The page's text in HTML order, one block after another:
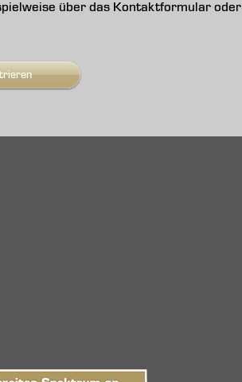
über das Kontaktformular oder